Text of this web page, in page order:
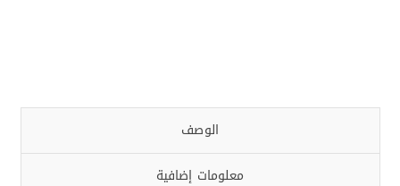
الوصف
معلومات إضافية